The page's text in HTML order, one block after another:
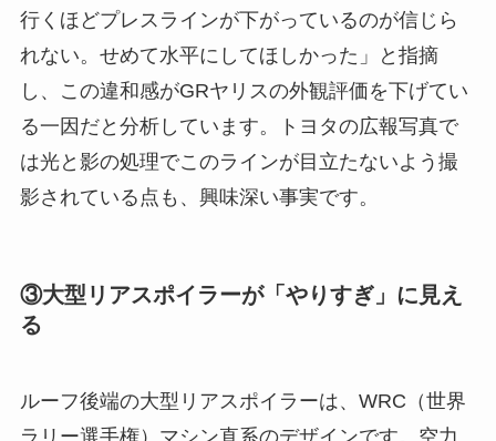
行くほどプレスラインが下がっているのが信じら
れない。せめて水平にしてほしかった」と指摘
し、この違和感がGRヤリスの外観評価を下げてい
る一因だと分析しています。トヨタの広報写真で
は光と影の処理でこのラインが目立たないよう撮
影されている点も、興味深い事実です。
③大型リアスポイラーが「やりすぎ」に見え
る
ルーフ後端の大型リアスポイラーは、WRC（世界